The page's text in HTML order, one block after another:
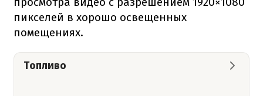
пикселей в хорошо освещенных
помещениях.
Топливо